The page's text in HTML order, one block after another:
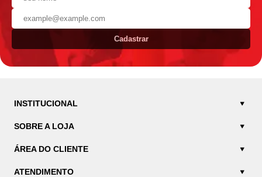
Cadastrar
INSTITUCIONAL
SOBRE A LOJA
ÁREA DO CLIENTE
ATENDIMENTO